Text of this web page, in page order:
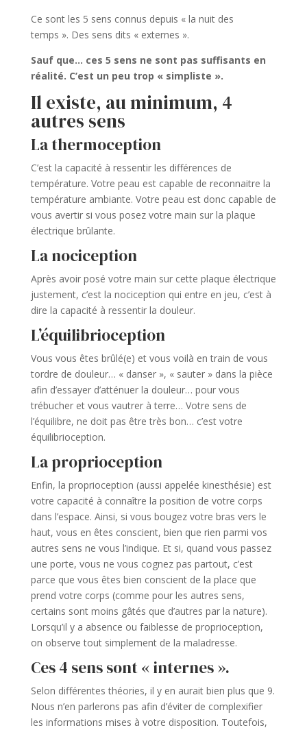
Ce sont les 5 sens connus depuis « la nuit des
temps ». Des sens dits « externes ».
Sauf que… ces 5 sens ne sont pas suffisants en
réalité. C’est un peu trop « simpliste ».
Il existe, au minimum, 4
autres sens
La thermoception
C’est la capacité à ressentir les différences de
température. Votre peau est capable de reconnaitre la
température ambiante. Votre peau est donc capable de
vous avertir si vous posez votre main sur la plaque
électrique brûlante.
La nociception
Après avoir posé votre main sur cette plaque électrique
justement, c’est la nociception qui entre en jeu, c’est à
dire la capacité à ressentir la douleur.
L’équilibrioception
Vous vous êtes brûlé(e) et vous voilà en train de vous
tordre de douleur… « danser », « sauter » dans la pièce
afin d’essayer d’atténuer la douleur… pour vous
trébucher et vous vautrer à terre… Votre sens de
l’équilibre, ne doit pas être très bon… c’est votre
équilibrioception.
La proprioception
Enfin, la proprioception (aussi appelée kinesthésie) est
votre capacité à connaître la position de votre corps
dans l’espace. Ainsi, si vous bougez votre bras vers le
haut, vous en êtes conscient, bien que rien parmi vos
autres sens ne vous l’indique. Et si, quand vous passez
une porte, vous ne vous cognez pas partout, c’est
parce que vous êtes bien conscient de la place que
prend votre corps (comme pour les autres sens,
certains sont moins gâtés que d’autres par la nature).
Lorsqu’il y a absence ou faiblesse de proprioception,
on observe tout simplement de la maladresse.
Ces 4 sens sont « internes ».
Selon différentes théories, il y en aurait bien plus que 9.
Nous n’en parlerons pas afin d’éviter de complexifier
les informations mises à votre disposition. Toutefois,